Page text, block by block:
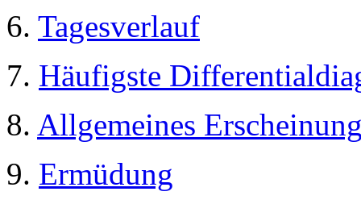
6. Tagesverlauf
7. Häufigste
8. Allgemeines
9. Ermüdung